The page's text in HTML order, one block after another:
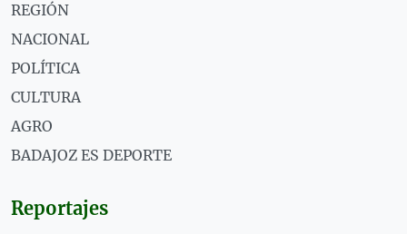
REGIÓN
NACIONAL
POLÍTICA
CULTURA
AGRO
BADAJOZ ES DEPORTE
Reportajes